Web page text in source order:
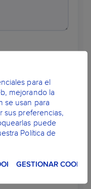
para el
mejorando la
se usan para
sus preferencias,
puede
Política de
GESTIONAR